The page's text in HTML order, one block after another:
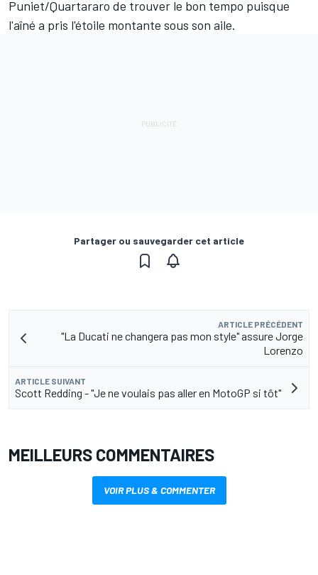
Puniet/Quartararo de trouver le bon tempo puisque
l'aîné a pris l'étoile montante sous son aile.
Partager ou sauvegarder cet article
ARTICLE PRÉCÉDENT
"La Ducati ne changera pas mon style" assure Jorge
Lorenzo
ARTICLE SUIVANT
Scott Redding - "Je ne voulais pas aller en MotoGP si tôt"
MEILLEURS COMMENTAIRES
VOIR PLUS & COMMENTER